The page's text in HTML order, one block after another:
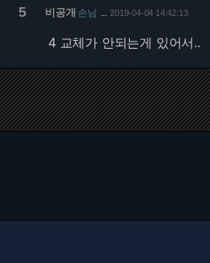
5 비공개 손님 2019-04-04 14:42:13
4 교체가 안되는게 있어서..